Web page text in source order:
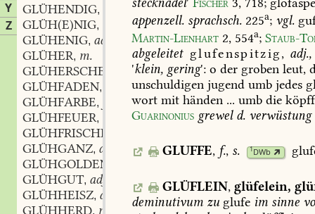
Y
Z
GLÜHENDIG,
GLÜH(E)NIG,
GLÜHENIG, adj.
GLÜHER, m.
GLÜHERSCHEINUNG,f.
GLÜHFADEN,
GLÜHFARBE,
GLÜHFEUER,
GLÜHFRISCHEN
GLÜHGANZ, adj.
GLÜHGOLDEN
GLÜHGUT, adj.
GLÜHHEISZ, adj.
GLÜHHERD, m.
appenzell. sprachsch. 225a; vgl.
Martin-Lienhart 2, 554a; Staub-
abgeleitet glufenspitzig, adj.,
'klein, gering': o der groben leut,
unschuldigen jugend umb jedes
wort mit händen ... umb die köpff
Guarinonius greweld. verwüstung
GLUFFE, f., s. 1DWb
GLÜFLEIN, glüfelein,
deminutivum zu glufe im sinne